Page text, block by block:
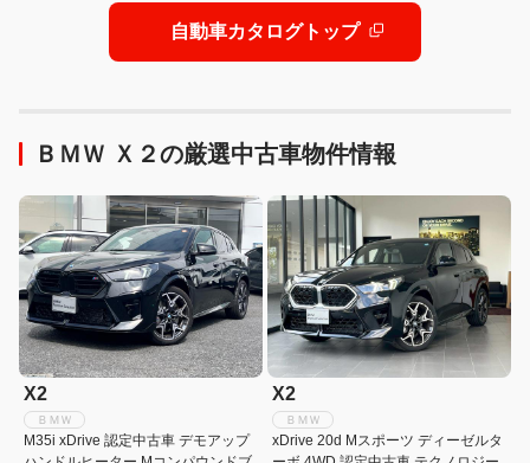
自動車カタログトップ
ＢＭＷ Ｘ２の厳選中古車物件情報
X2
ＢＭＷ
M35i xDrive 認定中古車 デモアップ
X2
ＢＭＷ
xDrive 20d Mスポーツ ディーゼルタ